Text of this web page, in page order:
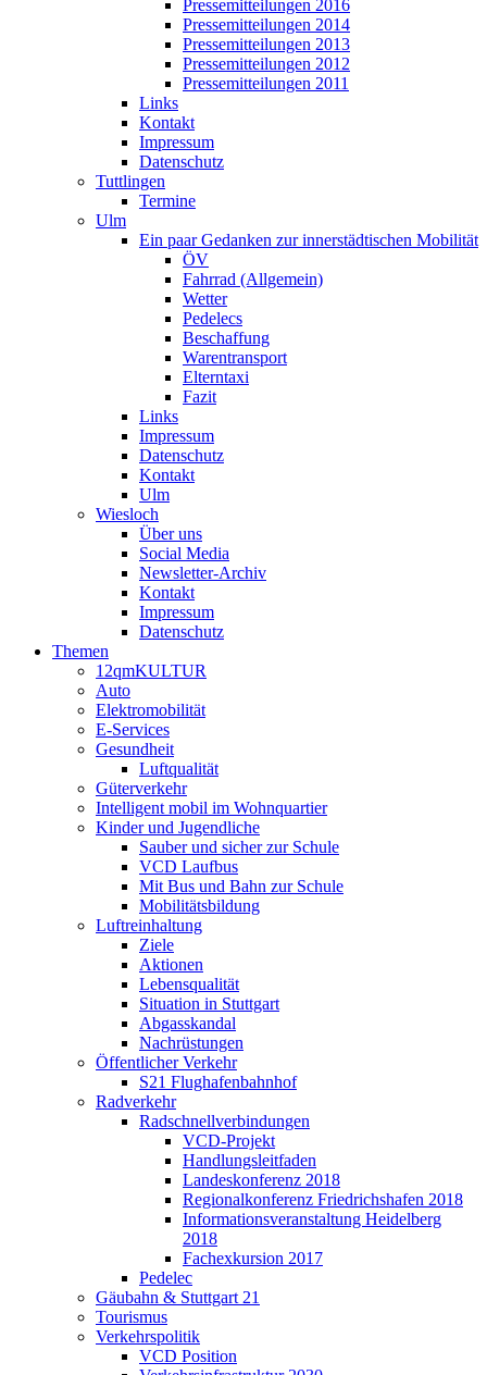
Pressemitteilungen 2016
Pressemitteilungen 2014
Pressemitteilungen 2013
Pressemitteilungen 2012
Pressemitteilungen 2011
Links
Kontakt
Impressum
Datenschutz
Tuttlingen
Termine
Ulm
Ein paar Gedanken zur innerstädtischen Mobilität
ÖV
Fahrrad (Allgemein)
Wetter
Pedelecs
Beschaffung
Warentransport
Elterntaxi
Fazit
Links
Impressum
Datenschutz
Kontakt
Ulm
Wiesloch
Über uns
Social Media
Newsletter-Archiv
Kontakt
Impressum
Datenschutz
Themen
12qmKULTUR
Auto
Elektromobilität
E-Services
Gesundheit
Luftqualität
Güterverkehr
Intelligent mobil im Wohnquartier
Kinder und Jugendliche
Sauber und sicher zur Schule
VCD Laufbus
Mit Bus und Bahn zur Schule
Mobilitätsbildung
Luftreinhaltung
Ziele
Aktionen
Lebensqualität
Situation in Stuttgart
Abgasskandal
Nachrüstungen
Öffentlicher Verkehr
S21 Flughafenbahnhof
Radverkehr
Radschnellverbindungen
VCD-Projekt
Handlungsleitfaden
Landeskonferenz 2018
Regionalkonferenz Friedrichshafen 2018
Informationsveranstaltung Heidelberg
2018
Fachexkursion 2017
Pedelec
Gäubahn & Stuttgart 21
Tourismus
Verkehrspolitik
VCD Position